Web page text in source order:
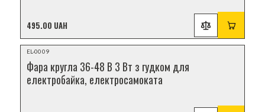
495.00 UAH
НОВИНКА
Відеоогляд
EL-0009
Фара кругла 36-48 В 3 Вт з гудком для
електробайка, електросамоката